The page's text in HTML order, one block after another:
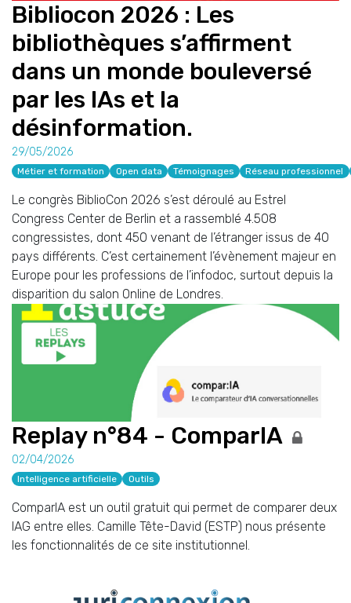
Bibliocon 2026 : Les
bibliothèques s’affirment
dans un monde bouleversé
par les IAs et la
désinformation.
29/05/2026
Métier et formation Open data Témoignages Réseau professionnel
Le congrès BiblioCon 2026 s’est déroulé au Estrel
Congress Center de Berlin et a rassemblé 4.508
congressistes, dont 450 venant de l’étranger issus de 40
pays différents. C’est certainement l’évènement majeur en
Europe pour les professions de l’infodoc, surtout depuis la
disparition du salon Online de Londres.
Replay n°84 - ComparIA
02/04/2026
Intelligence artificielle Outils
ComparIA est un outil gratuit qui permet de comparer deux
IAG entre elles. Camille Tête-David (ESTP) nous présente
les fonctionnalités de ce site institutionnel.